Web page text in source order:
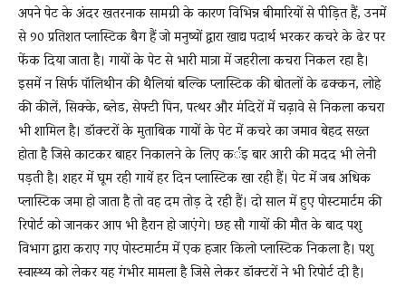
News
LIVE
अपने पेट के अंदर खतरनाक सामग्री के कारण विभिन्न बीमारियों से पीड़ित हैं, उनमें
से 90 प्रतिशत प्लास्टिक बैग हैं जो मनुष्यों द्वारा खाद्य पदार्थ भरकर कचरे के ढेर पर
फेंक दिया जाता है। गायों के पेट से भारी मात्रा में जहरीला कचरा निकल रहा है।
इसमें न सिर्फ पॉलिथीन की थैलियां बल्कि प्लास्टिक की बोतलों के ढक्कन, लोहे
की कीलें, सिक्के, ब्लेड, सेफ्टी पिन, पत्थर और मंदिरों में चढ़ावे से निकला कचरा
भी शामिल है। डॉक्टरों के मुताबिक गायों के पेट में कचरे का जमाव बेहद सख्त
होता है जिसे काटकर बाहर निकालने के लिए कर्इ बार आरी की मदद भी लेनी
पड़ती है। शहर में घूम रही गायें हर दिन प्लास्टिक खा रही हैं। पेट में जब अधिक
प्लास्टिक जमा हो जाता है तो वह दम तोड़ दे रही हैं। दो साल में हुए पोस्टमार्टम की
रिपोर्ट को जानकर आप भी हैरान हो जाएंगे। छह सौ गायों की मौत के बाद पशु
विभाग द्वारा कराए गए पोस्टमार्टम में एक हजार किलो प्लास्टिक निकला है। पशु
स्वास्थ्य को लेकर यह गंभीर मामला है जिसे लेकर डॉक्टरों ने भी रिपोर्ट दी है।